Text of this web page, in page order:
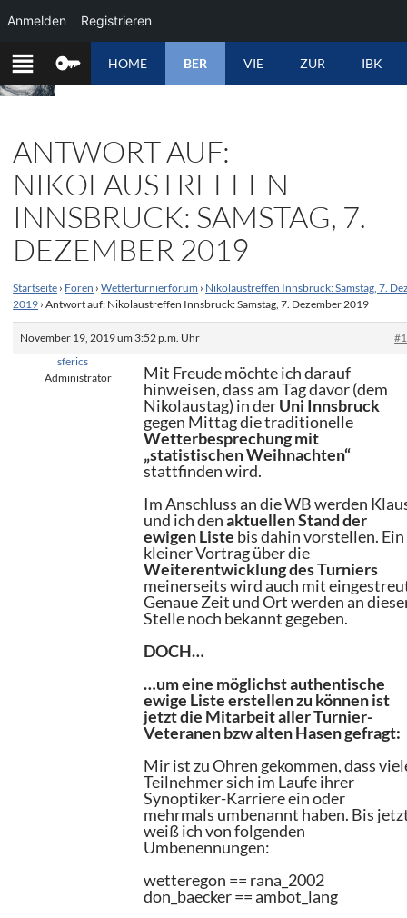
ZUM
INHALT
SPRINGEN
HOME BER VIE ZUR IBK
ANTWORT AUF:
NIKOLAUSTREFFEN
INNSBRUCK: SAMSTAG, 7.
DEZEMBER 2019
Startseite › Foren › Wetterturnierforum › Nikolaustreffen Innsbruck: Samstag, 7.
2019 › Antwort auf: Nikolaustreffen Innsbruck: Samstag, 7. Dezember 2019
November 19, 2019 um 3:52 p.m. Uhr
sferics
Administrator
Mit Freude möchte ich darauf
hinweisen, dass am Tag davor (dem
Nikolaustag) in derUni Innsbruck
gegen Mittag die traditionelle
Wetterbesprechung mit
„statistischen Weihnachten“
stattfinden wird.
Im Anschluss an die WB werden
und ich denaktuellen Stand der
ewigen Liste bis dahin vorstellen. Ein
kleiner Vortrag über die
Weiterentwicklung des Turniers
meinerseits wird auch mit
Genaue Zeit und Ort werden an
Stelle noch bekannt gegeben.
DOCH…
…um eine möglichst authentische
ewige Liste erstellen zu können ist
jetzt die Mitarbeit aller Turnier-
Veteranen bzw alten Hasen gefragt:
Mir ist zu Ohren gekommen, dass
Teilnehmer sich im Laufe ihrer
Synoptiker-Karriere ein oder
mehrmals umbenannt haben. Bis
weiß ich von folgenden
Umbenennungen:
wetteregon == rana_2002
don_baecker == ambot_lang
Anmelden Registrieren